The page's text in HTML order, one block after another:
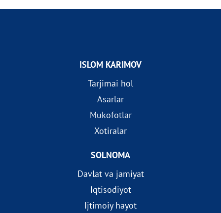
ISLOM KARIMOV
Tarjimai hol
Asarlar
Mukofotlar
Xotiralar
SOLNOMA
Davlat va jamiyat
Iqtisodiyot
Ijtimoiy hayot